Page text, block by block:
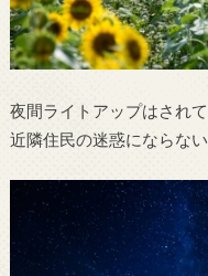
夜間ライトアップはされ
近隣住民の迷惑にならな